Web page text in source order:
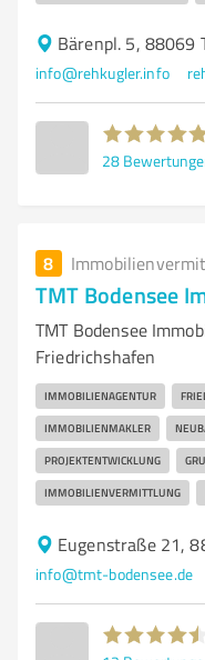
Bärenpl. 5, 88069
info@rehkugler.info
28
8
TMT Bodensee
TMT Bodensee
Friedrichshafen
IMMOBILIENAGENTUR
IMMOBILIENMAKLER
PROJEKTENTWICKLUNG
IMMOBILIENVERMITTLUNG
Eugenstraße 21,
info@tmt-bodensee.de